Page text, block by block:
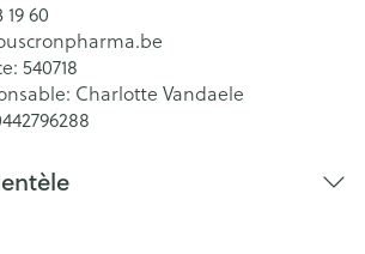
19 60
540718
Charlotte Vandaele